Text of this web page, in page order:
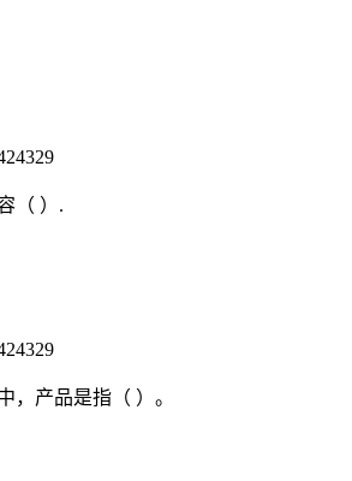
（ ）.
，产品是指（ ）。